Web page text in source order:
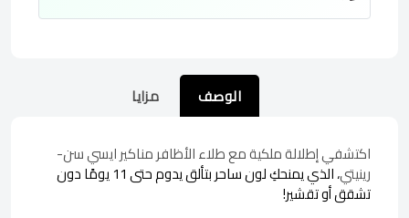
الوصف مزايا
اكتشفي إطلالة ملكية مع طلاء الأظافر مناكير ايسي سن-
رينيتي ، الذي يمنحكِ لون ساحر بتألق يدوم حتى 11 يومًا دون
تشقق أو تقشير!